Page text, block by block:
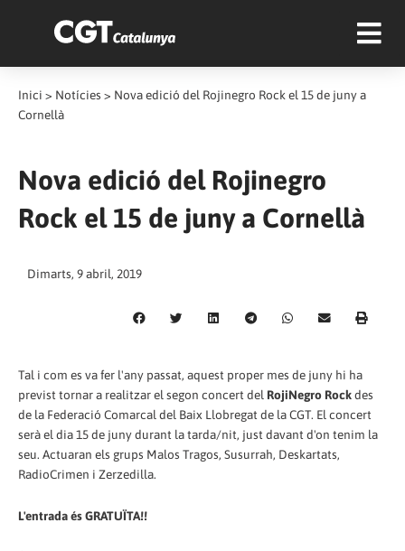
Inici > Notícies > Nova edició del Rojinegro Rock el 15 de juny a
Cornellà
Nova edició del Rojinegro
Rock el 15 de juny a Cornellà
Dimarts, 9 abril, 2019
Tal i com es va fer l'any passat, aquest proper mes de juny hi ha
previst tornar a realitzar el segon concert del RojiNegro Rockdes
de la Federació Comarcal del Baix Llobregat de la CGT. El concert
serà el dia 15 de juny durant la tarda/nit, just davant d'on tenim la
seu. Actuaran els grups Malos Tragos, Susurrah, Deskartats,
RadioCrimen i Zerzedilla.
L'entrada és GRATUÏTA!!